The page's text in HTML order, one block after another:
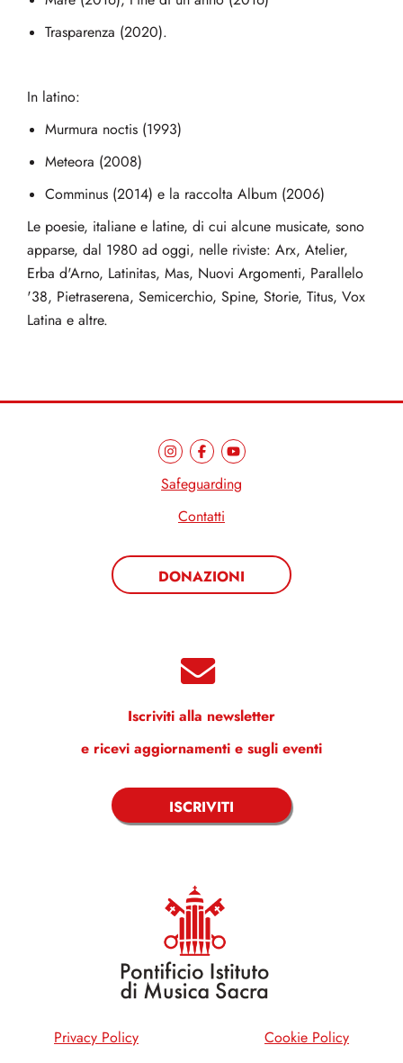
Trasparenza (2020).
In latino:
Murmura noctis (1993)
Meteora (2008)
Comminus (2014) e la raccolta Album (2006)
Le poesie, italiane e latine, di cui alcune musicate, sono
apparse, dal 1980 ad oggi, nelle riviste: Arx, Atelier,
Erba d'Arno, Latinitas, Mas, Nuovi Argomenti, Parallelo
'38, Pietraserena, Semicerchio, Spine, Storie, Titus, Vox
Latina e altre.
Safeguarding
Contatti
DONAZIONI
Iscriviti alla newsletter
e ricevi aggiornamenti e sugli eventi
ISCRIVITI
Privacy Policy Cookie Policy